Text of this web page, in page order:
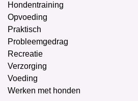
Hondentraining
Opvoeding
Praktisch
Probleemgedrag
Recreatie
Verzorging
Voeding
Werken met honden